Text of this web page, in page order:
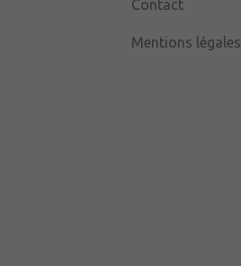
Contact
Mentions légales